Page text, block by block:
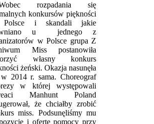
rozpadania się
konkursów piękności
i skandali jakie
u jednego z
w Polsce grupa Z
Miss postanowiła
własny konkurs
żeński. Okazja nasunęła
2014 r. sama. Choreograf
w której występowali
Manhunt Poland
że chciałby zrobić
miss. Podsunęliśmy mu
i ofertę pomocy przy